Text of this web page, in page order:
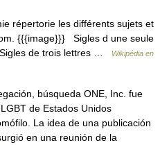
répertorie les différents sujets et
{{{image}}} Sigles d une seule
de trois lettres …
Wikipédia en
búsqueda ONE, Inc. fue
de Estados Unidos
La idea de una publicación
en una reunión de la